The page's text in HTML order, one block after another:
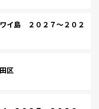
イ島 ２０２７～２０２
区